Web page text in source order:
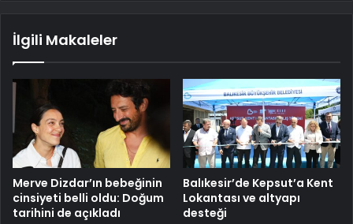
İlgili Makaleler
Merve Dizdar’ın bebeğinin
cinsiyeti belli oldu: Doğum
tarihini de açıkladı
Balıkesir’de Kepsut’a Kent
Lokantası ve altyapı
desteği